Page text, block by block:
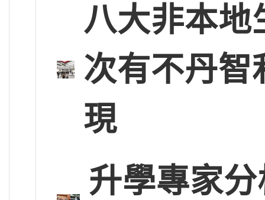
八大非本地
次有不丹智
現
升學專家